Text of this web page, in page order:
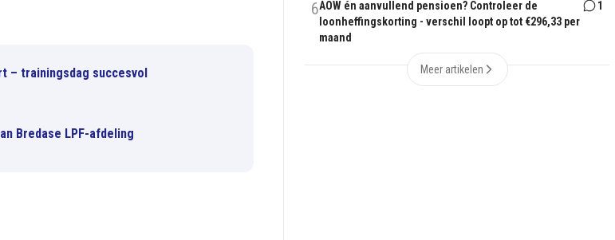
– trainingsdag succesvol
Bredase LPF-afdeling
6AOW én aanvullend pensioen? Controleer de
loonheffingskorting - verschil loopt op tot €296,33 per
maand
1
Meer artikelen